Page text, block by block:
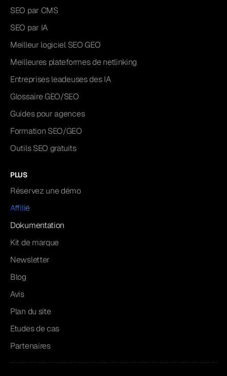
SEO par CMS
SEO par IA
Meilleur logiciel SEO GEO
Meilleures plateformes de netlinking
Entreprises leadeuses des IA
Glossaire GEO/SEO
Guides pour agences
Formation SEO/GEO
Outils SEO gratuits
PLUS
Réservez une démo
Affilié
Dokumentation
Kit de marque
Newsletter
Blog
Avis
Plan du site
Etudes de cas
Partenaires